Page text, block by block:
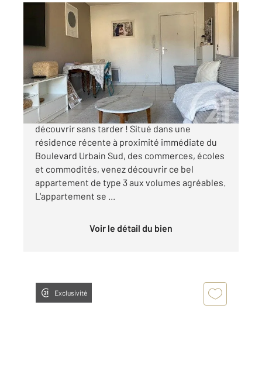
MARSEILLE 13009
55,50 m 2, 3 pièces
Ref : 482
Appartement T3 à vendre
195 000 €
EXCLUSIVITÉ CENTURY 21 CŒUR NEUF À
découvrir sans tarder ! Situé dans une
résidence récente à proximité immédiate du
Boulevard Urbain Sud, des commerces, écoles
et commodités, venez découvrir ce bel
appartement de type 3 aux volumes agréables.
L'appartement se ...
Voir le détail du bien
Exclusivité